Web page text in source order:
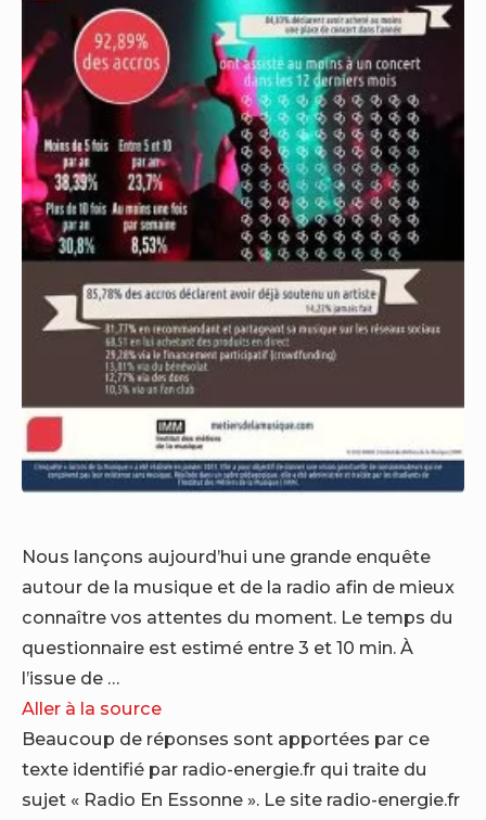
Nous lançons aujourd’hui une grande enquête
autour de la musique et de la radio afin de mieux
connaître vos attentes du moment. Le temps du
questionnaire est estimé entre 3 et 10 min. À
l’issue de …
Aller à la source
Beaucoup de réponses sont apportées par ce
texte identifié par radio-energie.fr qui traite du
sujet « Radio En Essonne ». Le site radio-energie.fr